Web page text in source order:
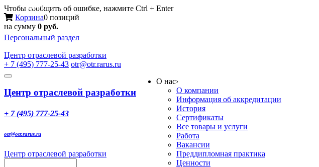
Чтобы сообщить об ошибке, нажмите Ctrl + Enter
Корзина0 позиций
на сумму 0 руб.
Персональный раздел
Центр отраслевой разработки
+ 7 (495) 777-25-43 otr@otr.rarus.ru
Toggle
Меню
Центр отраслевой разработки
+ 7 (495) 777-25-43
otr@otr.rarus.ru
Центр отраслевой разработки
О нас›
О компании
Информация об аккредитации
История
Сертификаты
Все товары и услуги
Работа
Вакансии
Преддипломная практика
Ценности